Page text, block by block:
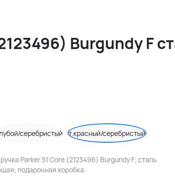
Burgundy F
серебристый т.красный/серебристый
Parker 51 Core (2123496) Burgundy F; сталь
подарочная коробка.